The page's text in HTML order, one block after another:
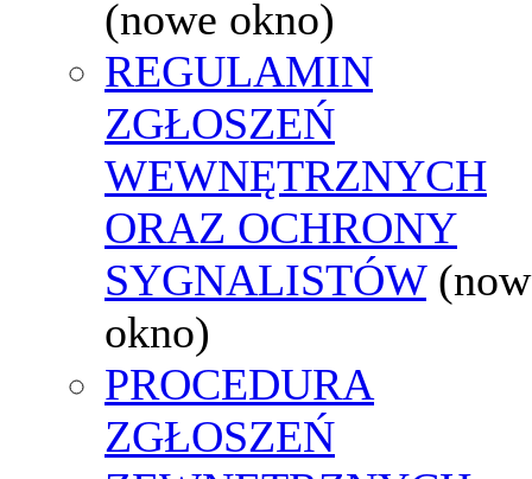
(nowe okno)
REGULAMIN
ZGŁOSZEŃ
WEWNĘTRZNYCH
ORAZ OCHRONY
SYGNALISTÓW
okno)
PROCEDURA
ZGŁOSZEŃ